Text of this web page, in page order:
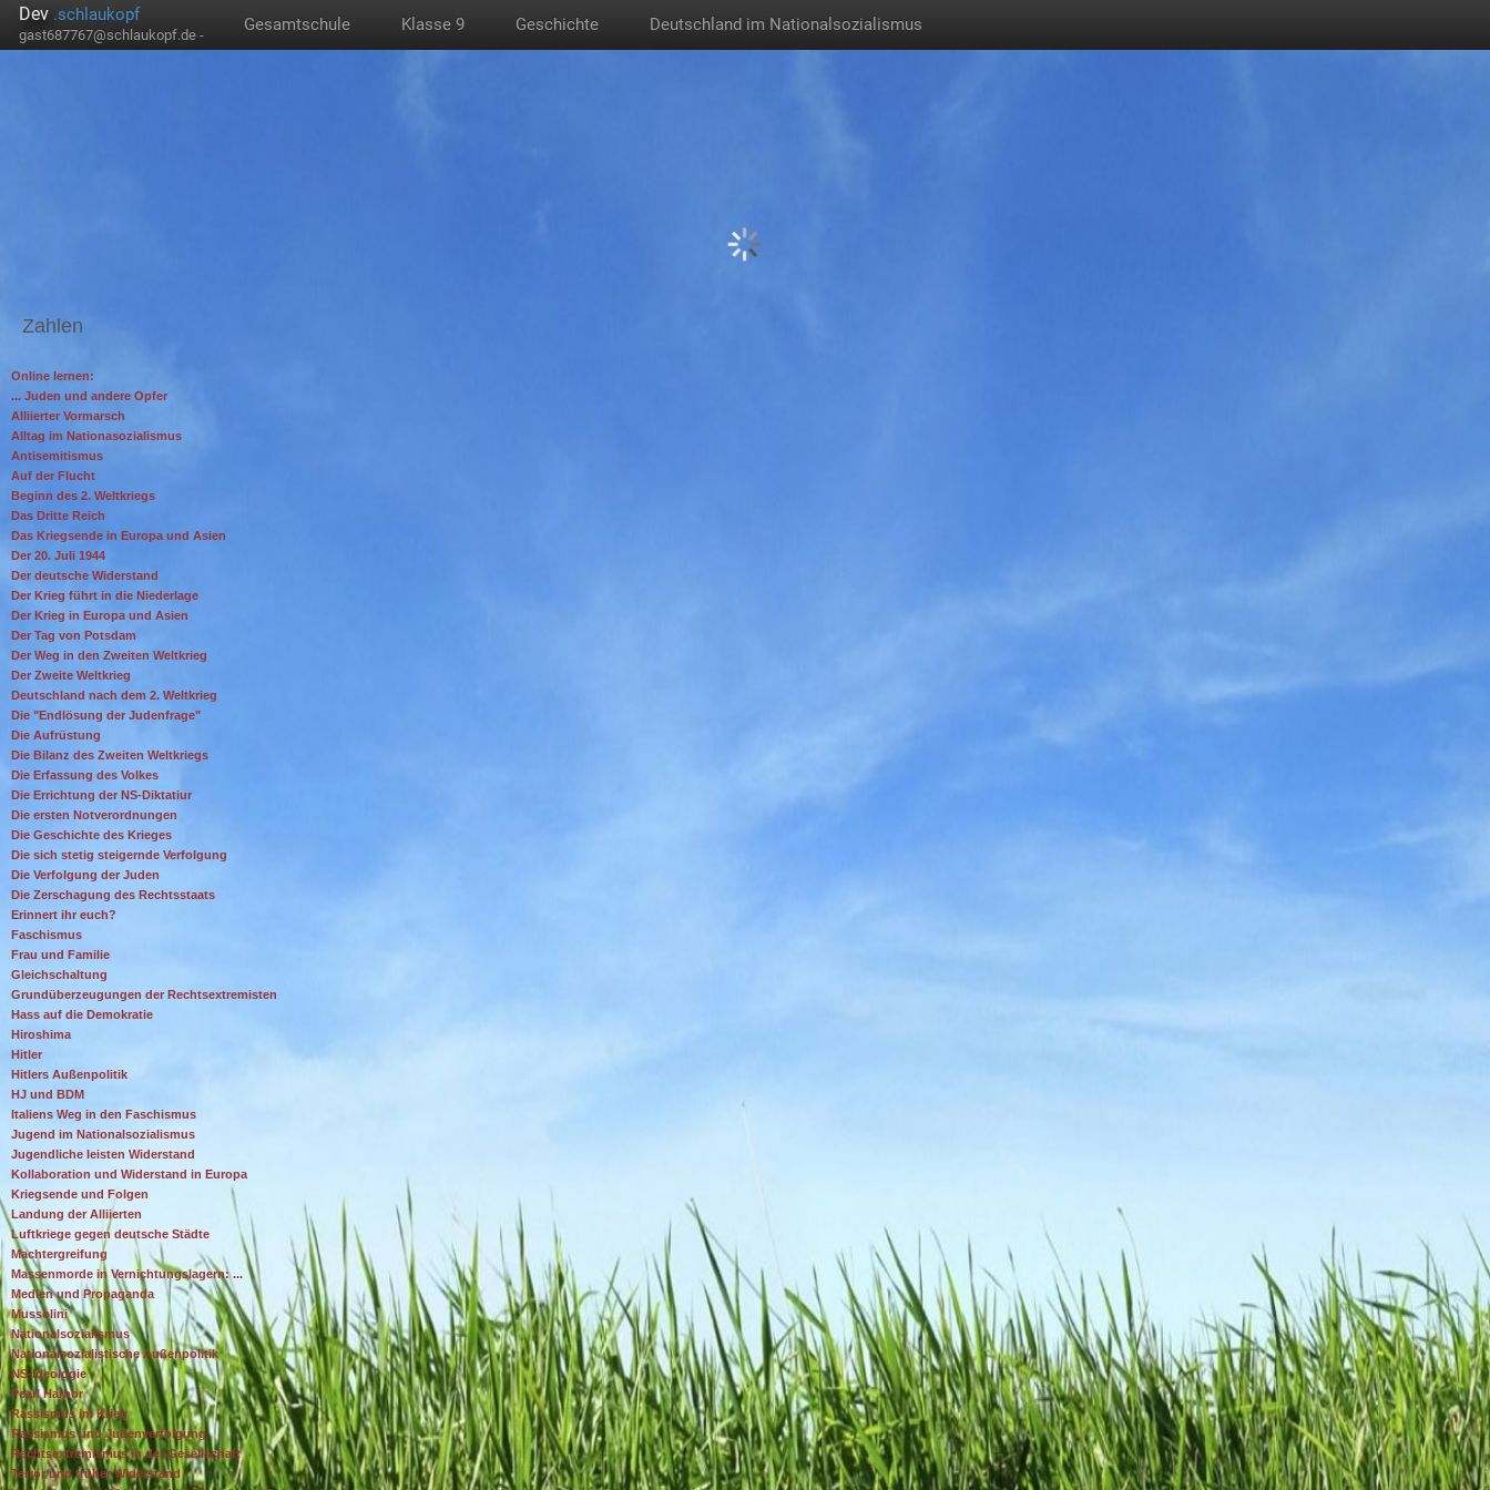
Dev .schlaukopf
gast687767@schlaukopf.de -
Gesamtschule Klasse 9 Geschichte Deutschland im Nationalsozialismus
Zahlen
Online lernen:
... Juden und andere Opfer
Alliierter Vormarsch
Alltag im Nationasozialismus
Antisemitismus
Auf der Flucht
Beginn des 2. Weltkriegs
Das Dritte Reich
Das Kriegsende in Europa und Asien
Der 20. Juli 1944
Der deutsche Widerstand
Der Krieg führt in die Niederlage
Der Krieg in Europa und Asien
Der Tag von Potsdam
Der Weg in den Zweiten Weltkrieg
Der Zweite Weltkrieg
Deutschland nach dem 2. Weltkrieg
Die "Endlösung der Judenfrage"
Die Aufrüstung
Die Bilanz des Zweiten Weltkriegs
Die Erfassung des Volkes
Die Errichtung der NS-Diktatiur
Die ersten Notverordnungen
Die Geschichte des Krieges
Die sich stetig steigernde Verfolgung
Die Verfolgung der Juden
Die Zerschagung des Rechtsstaats
Erinnert ihr euch?
Faschismus
Frau und Familie
Gleichschaltung
Grundüberzeugungen der Rechtsextremisten
Hass auf die Demokratie
Hiroshima
Hitler
Hitlers Außenpolitik
HJ und BDM
Italiens Weg in den Faschismus
Jugend im Nationalsozialismus
Jugendliche leisten Widerstand
Kollaboration und Widerstand in Europa
Kriegsende und Folgen
Landung der Alliierten
Luftkriege gegen deutsche Städte
Machtergreifung
Massenmorde in Vernichtungslagern: ...
Medien und Propaganda
Mussolini
Nationalsozialismus
Nationalsozialistische Außenpolitik
NS-Ideologie
Pearl Harbor
Rassismus im Krieg
Rassismus und Judenverfolgung
Rechtsextremismus in der Gesellschaft
Terror und früher Widerstand